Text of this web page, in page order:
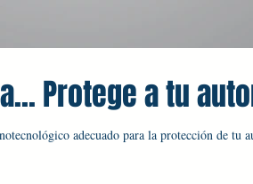
Protege a tu
adecuado para la protección de tu